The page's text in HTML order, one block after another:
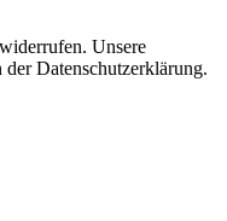
Unsere
Datenschutzerklärung.